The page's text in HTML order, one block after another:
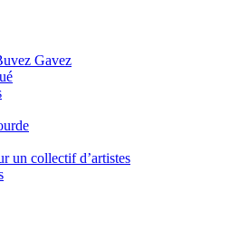
Gavez
un collectif d’artistes